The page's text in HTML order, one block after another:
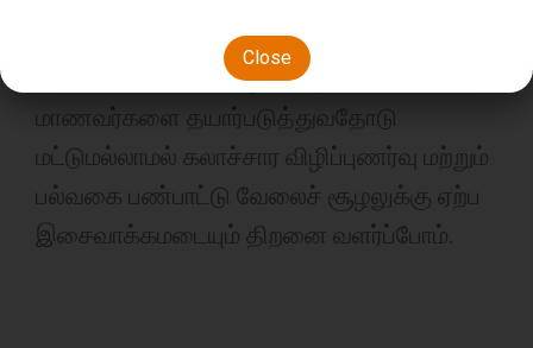
Close
மேம்படுத்துகிறோம், ஒன்றோடொன்று
இணைக்கப்பட்ட தொழிற் சமூகத்திற்கு
மாணவர்களை தயார்படுத்துவதோடு
மட்டுமல்லாமல் கலாச்சார விழிப்புணர்வு மற்றும்
பல்வகை பண்பாட்டு வேலைச் சூழலுக்கு ஏற்ப
இசைவாக்கமடையும் திறனை வளர்ப்போம்.